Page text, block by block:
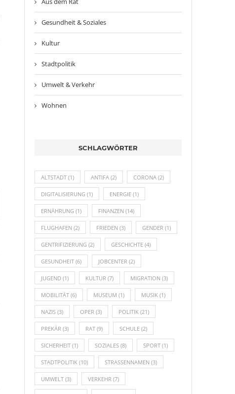
Gesundheit & Soziales
Kultur
Stadtpolitik
Umwelt & Verkehr
Wohnen
SCHLAGWÖRTER
ALTSTADT (1) ANTIFA (2) CORONA (2)
DIGITALISIERUNG (1) ENERGIE (1)
ERNÄHRUNG (1) FINANZEN (14)
FLUGHAFEN (2) FRIEDEN (3) GENDER (1)
GENTRIFIZIERUNG (2) GESCHICHTE (4)
GESUNDHEIT (6) JOBCENTER (2)
JUGEND (1) KULTUR (7) MIGRATION (3)
MOBILITÄT (6) MUSEUM (1) MUSIK (1)
NAZIS (3) OPER (3) POLITIK (21)
PREKÄR (3) RAT (9) SCHULE (2)
SICHERHEIT (1) SOZIALES (8) SPORT (1)
STADTPOLITIK (10) STRASSENNAMEN (3)
UMWELT (3) VERKEHR (7)